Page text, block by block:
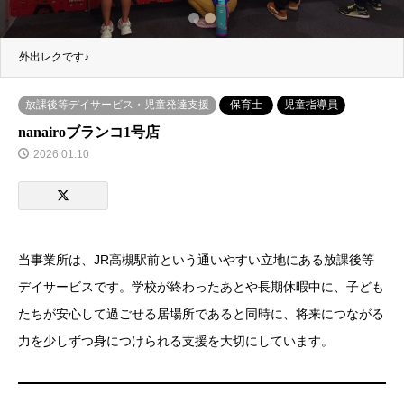
外出レクです♪
1 2
放課後等デイサービス・児童発達支援 保育士 児童指導員
nanairoブランコ1号店
2026.01.10
当事業所は、JR高槻駅前という通いやすい立地にある放課後等
デイサービスです。学校が終わったあとや長期休暇中に、子ども
たちが安心して過ごせる居場所であると同時に、将来につながる
力を少しずつ身につけられる支援を大切にしています。